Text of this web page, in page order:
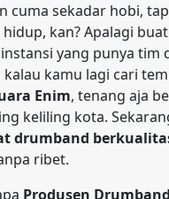
cuma sekadar hobi,
kan? Apalagi
yang punya tim
kalau kamu lagi cari
Enim, tenang aja
keliling kota.
drumband
ribet.
Produsen